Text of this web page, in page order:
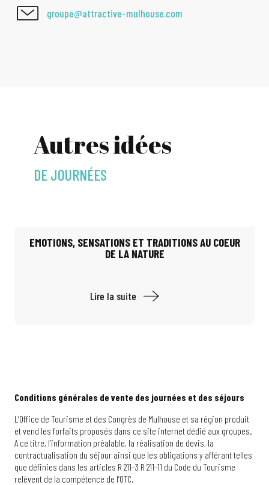
groupe@attractive-mulhouse.com
Autres idées
DE JOURNÉES
EMOTIONS, SENSATIONS ET TRADITIONS AU COEUR
DE LA NATURE
Lire la suite
Conditions générales de vente des journées et des séjours
L’Office de Tourisme et des Congrès de Mulhouse et sa région produit
et vend les forfaits proposés dans ce site internet dédié aux groupes.
A ce titre, l’information préalable, la réalisation de devis, la
contractualisation du séjour ainsi que les obligations y afférant telles
que définies dans les articles R 211-3 R 211-11 du Code du Tourisme
relèvent de la compétence de l’OTC.